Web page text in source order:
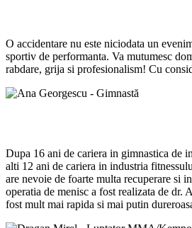
O accidentare nu este niciodata un
sportiv de performanta. Va mutumesc
rabdare, grija si profesionalism! Cu
Dupa 16 ani de cariera in gimnastica de
alti 12 ani de cariera in industria
are nevoie de foarte multa recuperare si
operatia de menisc a fost realizata de dr.
fost mult mai rapida si mai putin